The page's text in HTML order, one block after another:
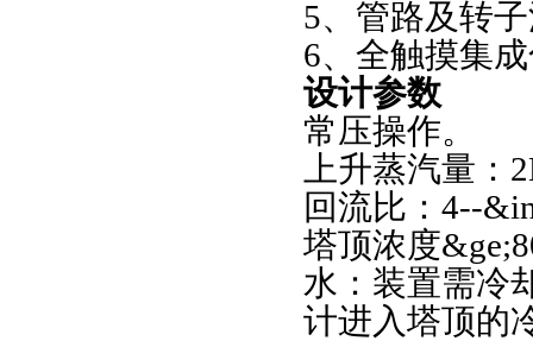
5、管路及转
6、全触摸集
设计参数
常压操作。
上升蒸汽量：
回流比：4--
塔顶浓度
水：装置需冷
计进入塔顶的